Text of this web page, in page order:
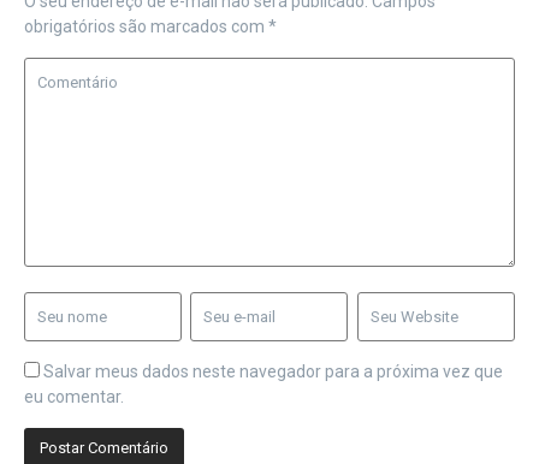
obrigatórios são marcados com *
Salvar meus dados neste navegador para a próxima vez que
eu comentar.